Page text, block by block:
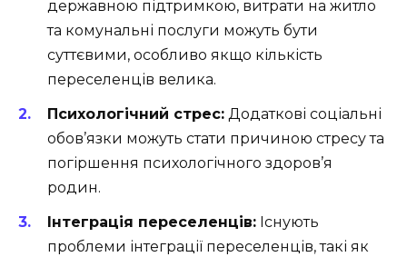
державною підтримкою, витрати на житло
та комунальні послуги можуть бути
суттєвими, особливо якщо кількість
переселенців велика.
Психологічний стрес: Додаткові соціальні
обов’язки можуть стати причиною стресу та
погіршення психологічного здоров’я
родин.
Інтеграція переселенців: Існують
проблеми інтеграції переселенців, такі як